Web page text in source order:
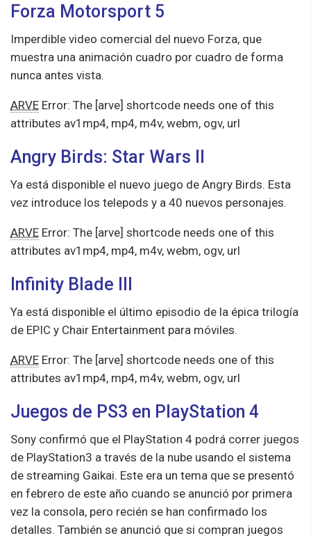
Forza Motorsport 5
Imperdible video comercial del nuevo Forza, que
muestra una animación cuadro por cuadro de forma
nunca antes vista.
ARVE Error: The [arve] shortcode needs one of this
attributes av1mp4, mp4, m4v, webm, ogv, url
Angry Birds: Star Wars II
Ya está disponible el nuevo juego de Angry Birds. Esta
vez introduce los telepods y a 40 nuevos personajes.
ARVE Error: The [arve] shortcode needs one of this
attributes av1mp4, mp4, m4v, webm, ogv, url
Infinity Blade III
Ya está disponible el último episodio de la épica trilogía
de EPIC y Chair Entertainment para móviles.
ARVE Error: The [arve] shortcode needs one of this
attributes av1mp4, mp4, m4v, webm, ogv, url
Juegos de PS3 en PlayStation 4
Sony confirmó que el PlayStation 4 podrá correr juegos
de PlayStation3 a través de la nube usando el sistema
de streaming Gaikai. Este era un tema que se presentó
en febrero de este año cuando se anunció por primera
vez la consola, pero recién se han confirmado los
detalles. También se anunció que si compran juegos